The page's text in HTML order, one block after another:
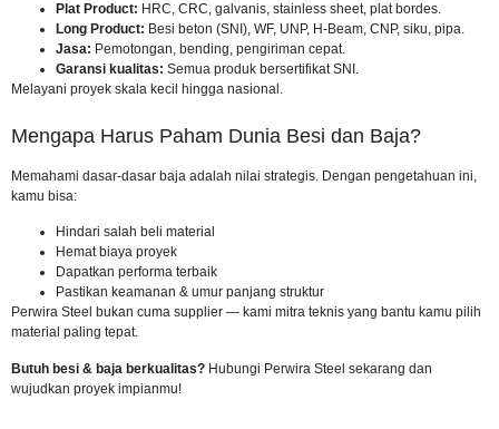
Plat Product: HRC, CRC, galvanis, stainless sheet, plat bordes.
Long Product: Besi beton (SNI), WF, UNP, H-Beam, CNP, siku, pipa.
Jasa: Pemotongan, bending, pengiriman cepat.
Garansi kualitas: Semua produk bersertifikat SNI .
Melayani proyek skala kecil hingga nasional.
Mengapa Harus Paham Dunia Besi dan Baja?
Memahami dasar-dasar baja adalah nilai strategis. Dengan pengetahuan ini,
kamu bisa:
Hindari salah beli material
Hemat biaya proyek
Dapatkan performa terbaik
Pastikan keamanan & umur panjang struktur
Perwira Steel bukan cuma supplier — kami mitra teknis yang bantu kamu pilih
material paling tepat.
Butuh besi & baja berkualitas? Hubungi Perwira Steel sekarang dan
wujudkan proyek impianmu!